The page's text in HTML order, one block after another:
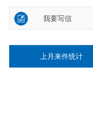
我要写信
上月来件统计